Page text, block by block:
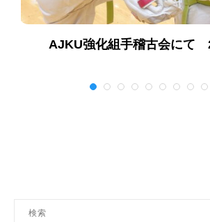
AJKU強化組手稽古会にて